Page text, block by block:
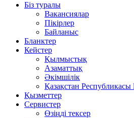
Біз туралы
Вакансиялар
Пікірлер
Байланыс
Бланктер
Кейстер
Қылмыстық
Азаматтық
Әкімшілік
Қазақстан
Қызметтер
Сервистер
Өзіңді тексер